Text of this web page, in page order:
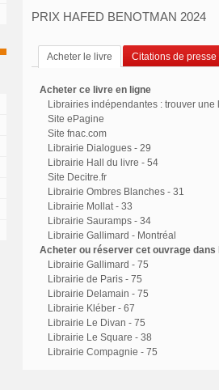
PRIX HAFED BENOTMAN 2024
Acheter le livre Citations de presse
Acheter ce livre en ligne
Librairies indépendantes : trouver une
Site ePagine
Site fnac.com
Librairie Dialogues - 29
Librairie Hall du livre - 54
Site Decitre.fr
Librairie Ombres Blanches - 31
Librairie Mollat - 33
Librairie Sauramps - 34
Librairie Gallimard - Montréal
Acheter ou réserver cet ouvrage
Librairie Gallimard - 75
Librairie de Paris - 75
Librairie Delamain - 75
Librairie Kléber - 67
Librairie Le Divan - 75
Librairie Le Square - 38
Librairie Compagnie - 75